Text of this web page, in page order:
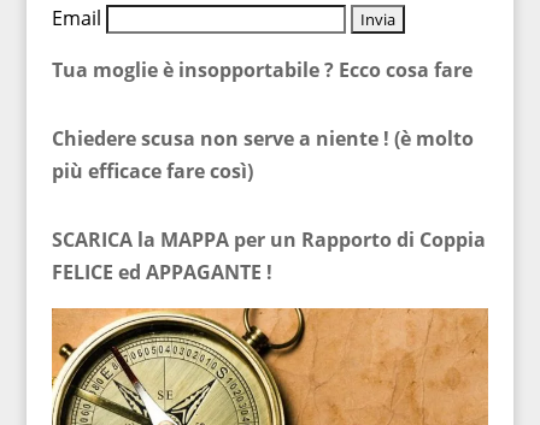
Email
Tua moglie è insopportabile ? Ecco cosa fare
Chiedere scusa non serve a niente ! (è molto
più efficace fare così)
SCARICA la MAPPA per un Rapporto di Coppia
FELICE ed APPAGANTE !